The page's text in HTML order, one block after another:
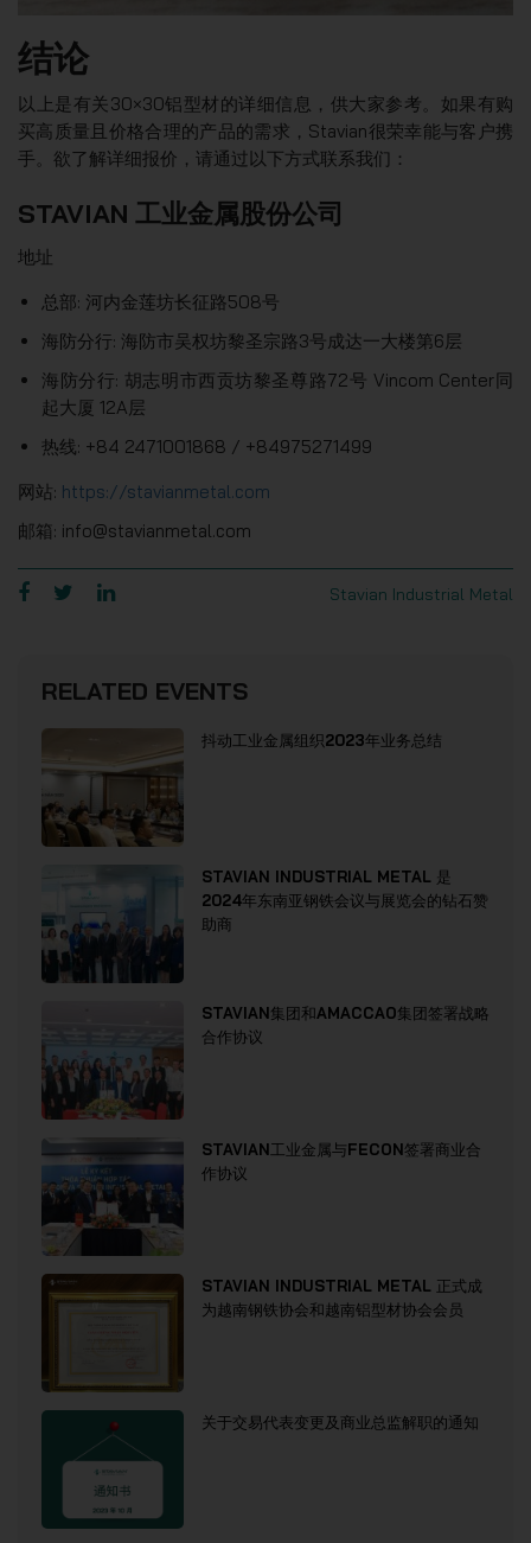
结论
以上是有关30×30铝型材的详细信息，供大家参考。如果有购
买高质量且价格合理的产品的需求，Stavian很荣幸能与客户携
手。欲了解详细报价，请通过以下方式联系我们：
STAVIAN 工业金属股份公司
地址
总部: 河内金莲坊长征路508号
海防分行: 海防市吴权坊黎圣宗路3号成达一大楼第6层
海防分行: 胡志明市西贡坊黎圣尊路72号 Vincom Center同
起大厦 12A层
热线: +84 2471001868 / +84975271499
网站: https://stavianmetal.com
邮箱: info@stavianmetal.com
Stavian Industrial Metal
RELATED EVENTS
抖动工业金属组织2023年业务总结
STAVIAN INDUSTRIAL METAL 是
2024年东南亚钢铁会议与展览会的钻石赞
助商
STAVIAN集团和AMACCAO集团签署战略
合作协议
STAVIAN工业金属与FECON签署商业合
作协议
STAVIAN INDUSTRIAL METAL 正式成
为越南钢铁协会和越南铝型材协会会员
关于交易代表变更及商业总监解职的通知